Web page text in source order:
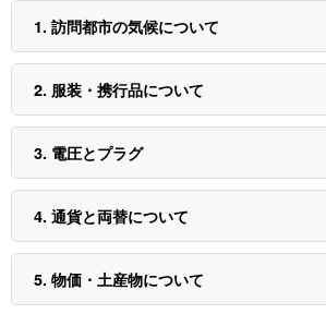
1. 訪問都市の気候について
2. 服装・携行品について
3. 電圧とプラグ
4. 通貨と両替について
5. 物価・土産物について